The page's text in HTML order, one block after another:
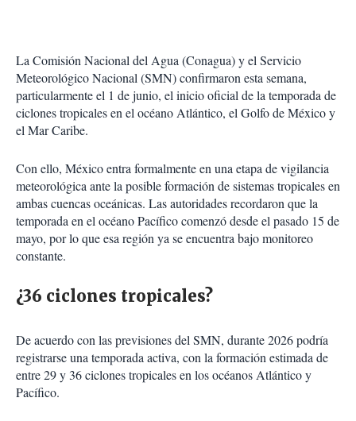
La Comisión Nacional del Agua (Conagua) y el Servicio
Meteorológico Nacional (SMN) confirmaron esta semana,
particularmente el 1 de junio, el inicio oficial de la temporada de
ciclones tropicales en el océano Atlántico, el Golfo de México y
el Mar Caribe.
Con ello, México entra formalmente en una etapa de vigilancia
meteorológica ante la posible formación de sistemas tropicales en
ambas cuencas oceánicas. Las autoridades recordaron que la
temporada en el océano Pacífico comenzó desde el pasado 15 de
mayo, por lo que esa región ya se encuentra bajo monitoreo
constante.
¿36 ciclones tropicales?
De acuerdo con las previsiones del SMN, durante 2026 podría
registrarse una temporada activa, con la formación estimada de
entre 29 y 36 ciclones tropicales en los océanos Atlántico y
Pacífico.